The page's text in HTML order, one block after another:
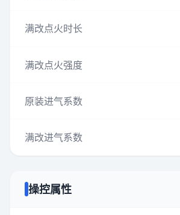
满改点火时长
满改点火强度
原装进气系数
满改进气系数
操控属性